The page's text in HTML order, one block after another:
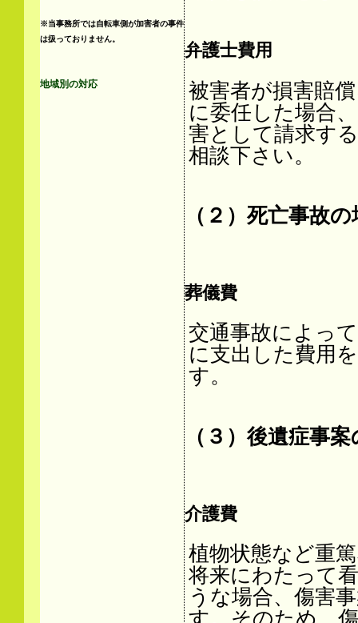
※当事務所では自転車側が加害者の事件
は扱っておりません。
地域別の対応
弁護士費用
被害者が損害賠
に委任した場合
害として請求す
相談下さい。
（２）死亡事故
葬儀費
交通事故によっ
に支出した費用
す。
（３）後遺症事
介護費
植物状態など重
将来にわたって
うな場合、傷害